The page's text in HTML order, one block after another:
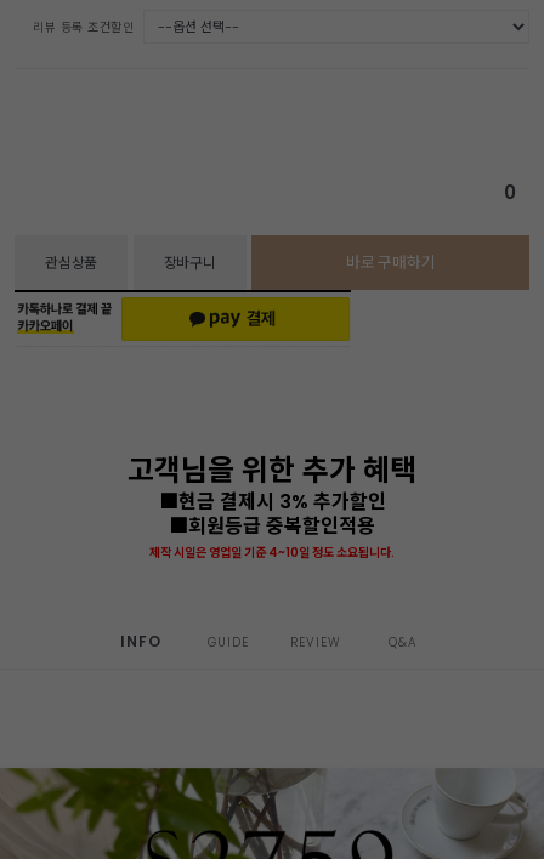
리뷰 등록 조건할인
0
관심상품 장바구니 바로 구매하기
고객님을 위한 추가 혜택
■현금 결제시 3% 추가할인
■회원등급 중복할인적용
제작 시일은 영업일 기준 4~10일 정도 소요됩니다.
INFO GUIDE REVIEW Q&A